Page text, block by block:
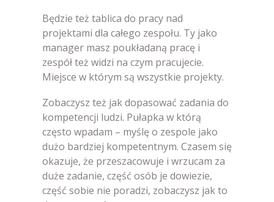
Będzie też tablica do pracy nad
projektami dla całego zespołu. Ty jako
manager masz poukładaną pracę i
zespół też widzi na czym pracujecie.
Miejsce w którym są wszystkie projekty.
Zobaczysz też jak dopasować zadania do
kompetencji ludzi. Pułapka w którą
często wpadam – myślę o zespole jako
dużo bardziej kompetentnym. Czasem się
okazuje, że przeszacowuje i wrzucam za
duże zadanie, część osób je dowiezie,
część sobie nie poradzi, zobaczysz jak to